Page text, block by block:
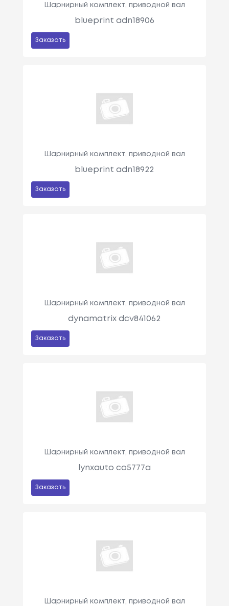
Шарнирный комплект, приводной вал
blueprint adn18906
Заказать
Шарнирный комплект, приводной вал
blueprint adn18922
Заказать
Шарнирный комплект, приводной вал
dynamatrix dcv841062
Заказать
Шарнирный комплект, приводной вал
lynxauto co5777a
Заказать
Шарнирный комплект, приводной вал